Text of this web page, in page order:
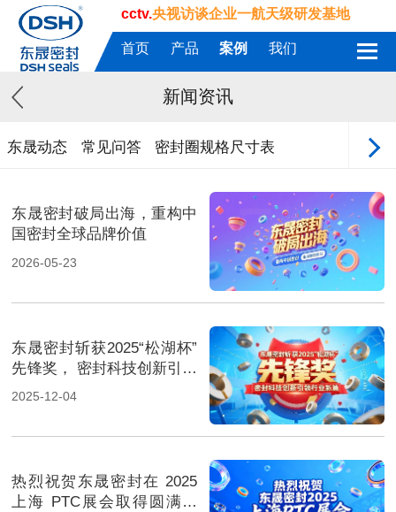
cctv.央视访谈企业一航天级研发基地
首页 产品 案例 我们
新闻资讯
东晟动态 常见问答 密封圈规格尺寸表
东晟密封破局出海，重构中
国密封全球品牌价值
2026-05-23
东晟密封斩获2025“松湖杯”
先锋奖， 密封科技创新引领
行业新篇！
2025-12-04
热烈祝贺东晟密封在 2025
上海 PTC展会取得圆满成